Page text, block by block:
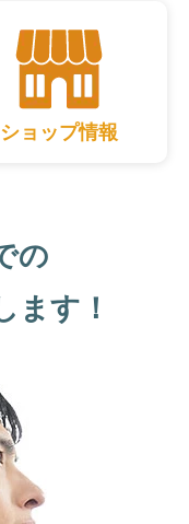
ショップ情報
の
ます！